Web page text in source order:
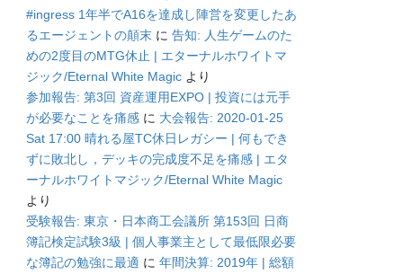
#ingress 1年半でA16を達成し陣営を変更したあ
るエージェントの顛末 に告知: 人生ゲームのた
めの2度目のMTG休止 | エターナルホワイトマ
ジック/Eternal White Magic より
参加報告: 第3回 資産運用EXPO | 投資には元手
が必要なことを痛感 に 大会報告: 2020-01-25
Sat 17:00 晴れる屋TC休日レガシー | 何もでき
ずに敗北し，デッキの完成度不足を痛感 | エタ
ーナルホワイトマジック/Eternal White Magic
より
受験報告: 東京・日本商工会議所 第153回 日商
簿記検定試験3級 | 個人事業主として最低限必要
な簿記の勉強に最適 に年間決算: 2019年 | 総額